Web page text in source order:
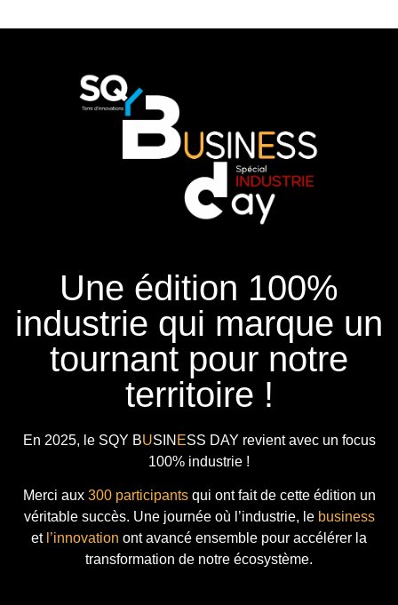
Une édition 100%
industrie qui marque un
tournant pour notre
territoire !
En 2025, le SQY BUSIN ESS DAY revient avec un focus
100% industrie !
Merci aux 300 participantsqui ont fait de cette édition un
véritable succès. Une journée où l’industrie, le business
et l’innovation ont avancé ensemble pour accélérer la
transformation de notre écosystème.